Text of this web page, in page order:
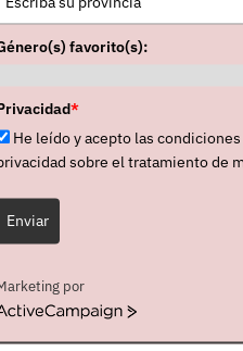
favorito(s):
*
He leído y acepto las
sobre el tratamiento de
Enviar
por